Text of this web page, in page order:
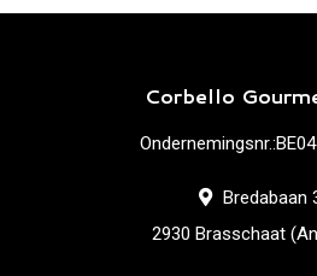
Corbello
Bredabaan
2930 Brasschaat